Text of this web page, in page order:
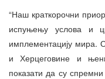
“Наш краткорочни
испуњењу услова и
имплементацију мира.
и Херцеговине и
показати да су